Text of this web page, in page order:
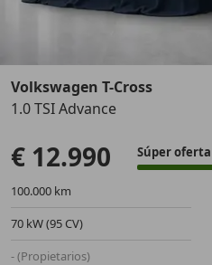
Volkswagen T-Cross
1.0 TSI Advance
€ 12.990 Súper oferta
100.000 km
70 kW (95 CV)
- (Propietarios)